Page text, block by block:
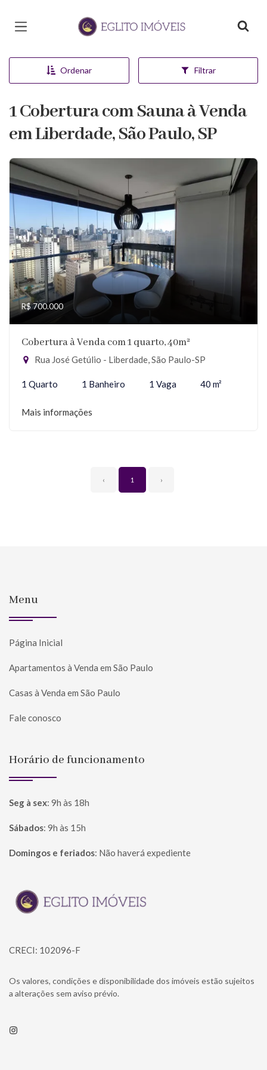
Página inicial
Ordenar Filtrar
1 Cobertura com Sauna à Venda
em Liberdade, São Paulo, SP
R$ 700.000
Cobertura à Venda com 1 quarto, 40m²
Rua José Getúlio - Liberdade, São Paulo-SP
1 Quarto 1 Banheiro 1 Vaga 40 m²
Mais informações
‹ 1 ›
Menu
Página Inicial
Apartamentos à Venda em São Paulo
Casas à Venda em São Paulo
Fale conosco
Horário de funcionamento
Seg à sex: 9h às 18h
Sábados: 9h às 15h
Domingos e feriados: Não haverá expediente
Página inicial
CRECI: 102096-F
Os valores, condições e disponibilidade dos imóveis estão sujeitos
a alterações sem aviso prévio.
Instagram